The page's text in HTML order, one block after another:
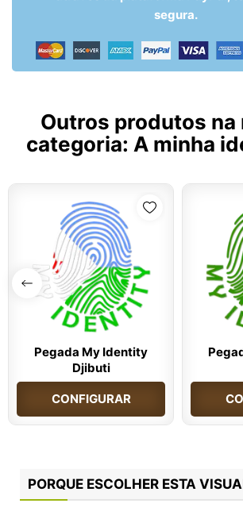
segura.
Outros produtos na
categoria: A minha
Pegada My Identity
Djibuti
CONFIGURAR
PORQUE ESCOLHER ESTA